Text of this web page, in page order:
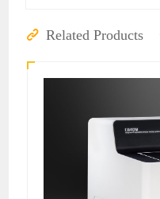
Related Products